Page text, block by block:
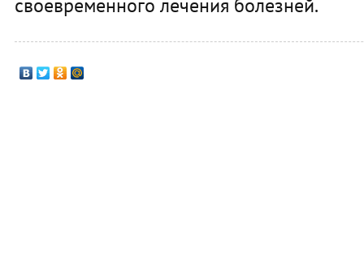
своевременного лечения болезней.